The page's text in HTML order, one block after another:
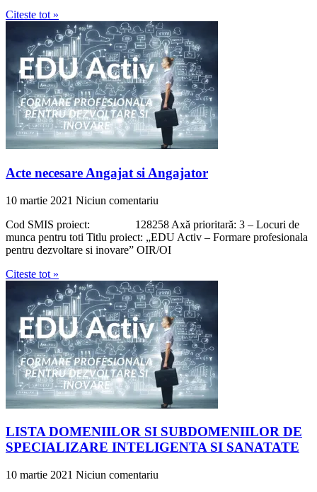
Citeste tot »
Acte necesare Angajat si Angajator
10 martie 2021 Niciun comentariu
Cod SMIS proiect: 128258 Axă prioritară: 3 – Locuri de
munca pentru toti Titlu proiect: „EDU Activ – Formare profesionala
pentru dezvoltare si inovare” OIR/OI
Citeste tot »
LISTA DOMENIILOR SI SUBDOMENIILOR DE
SPECIALIZARE INTELIGENTA SI SANATATE
10 martie 2021 Niciun comentariu